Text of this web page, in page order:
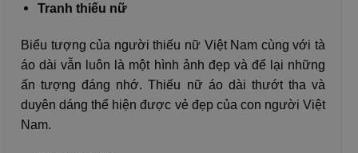
Tranh thiếu nữ
Biểu tượng của người thiếu nữ Việt Nam cùng với tà
áo dài vẫn luôn là một hình ảnh đẹp và để lại những
ấn tượng đáng nhớ. Thiếu nữ áo dài thướt tha và
duyên dáng thể hiện được vẻ đẹp của con người Việt
Nam.